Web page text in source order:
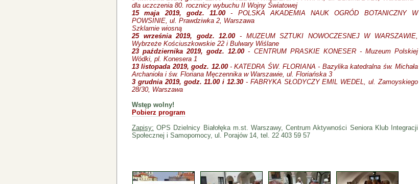
dla uczczenia 80. rocznicy wybuchu II Wojny Światowej
15 maja 2019, godz. 11.00 - POLSKA AKADEMIA NAUK OGRÓD BOTANICZNY W
POWSINIE, ul. Prawdziwka 2, Warszawa
Szklarnie wiosną
25 września 2019, godz.12.00 - MUZEUM SZTUKI NOWOCZESNEJ W WARSZAWIE,
Wybrzeże Kościuszkowskie 22 i Bulwary Wiślane
23 października 2019, godz. 12.00 - CENTRUM PRASKIE KONESER - Muzeum Polskiej
Wódki, pl. Konesera 1
13 listopada 2019, godz. 12.00 - KATEDRA ŚW. FLORIANA - Bazylika katedralna św. Michała
Archanioła i św. Floriana Męczennika w Warszawie, ul. Floriańska 3
3 grudnia 2019, godz. 11.00 i 12.30 - FABRYKA SŁODYCZY EMIL WEDEL, ul. Zamoyskiego
28/30, Warszawa
Wstęp wolny!
Pobierz program
Zapisy: OPS Dzielnicy Białołęka m.st. Warszawy, Centrum Aktywności Seniora Klub Integracji
Społecznej i Samopomocy, ul. Porajów 14, tel. 22 403 59 57